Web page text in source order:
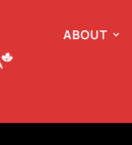
ABOUT